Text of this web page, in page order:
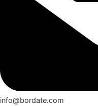
info@bordate.com